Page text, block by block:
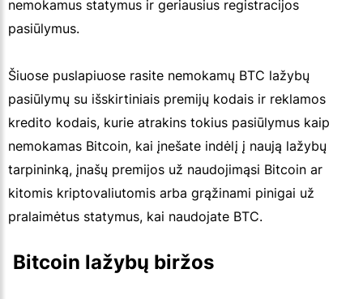
nemokamus statymus ir geriausius registracijos
pasiūlymus.
Šiuose puslapiuose rasite nemokamų BTC lažybų
pasiūlymų su išskirtiniais premijų kodais ir reklamos
kredito kodais, kurie atrakins tokius pasiūlymus kaip
nemokamas Bitcoin, kai įnešate indėlį į naują lažybų
tarpininką, įnašų premijos už naudojimąsi Bitcoin ar
kitomis kriptovaliutomis arba grąžinami pinigai už
pralaimėtus statymus, kai naudojate BTC.
Bitcoin lažybų biržos